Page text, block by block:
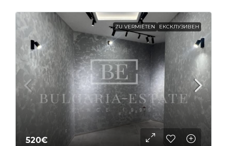
ZU VERMIETEN ЕКСКЛУЗИВЕН
520€